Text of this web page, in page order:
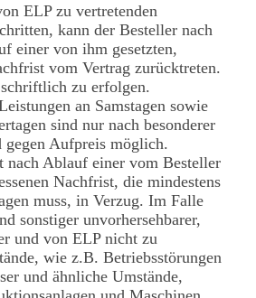
ELP zu vertretenden
kann der Besteller nach
einer von ihm gesetzten,
vom Vertrag zurücktreten.
zu erfolgen.
an Samstagen sowie
sind nur nach besonderer
gegen Aufpreis möglich.
nach Ablauf einer vom Besteller
Nachfrist, die mindestens
muss, in Verzug. Im Falle
sonstiger unvorhersehbarer,
und von ELP nicht zu
wie z.B. Betriebsstörungen
und ähnliche Umstände,